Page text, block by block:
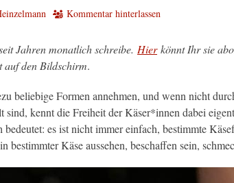
Kommentar hinterlassen
Jahren monatlich schreibe. Hierkönnt Ihr sie
auf den Bildschirm.
beliebige Formen annehmen, und wenn nicht
sind, kennt die Freiheit der Käser*innen dabei
bedeutet: es ist nicht immer einfach, bestimmte
bestimmter Käse aussehen, beschaffen sein,